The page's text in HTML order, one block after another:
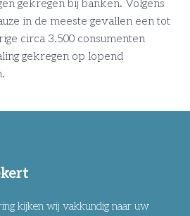
gekregen bij banken. Volgens
in de meeste gevallen een tot
circa 3.500 consumenten
gekregen op lopend
kijken wij vakkundig naar uw